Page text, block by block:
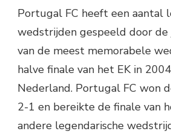
Portugal FC heeft een aantal
wedstrijden gespeeld door de
van de meest memorabele
halve finale van het EK in
Nederland. Portugal FC won
2-1 en bereikte de finale van
andere legendarische